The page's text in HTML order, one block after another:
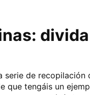
serie de recopilación
que tengáis un